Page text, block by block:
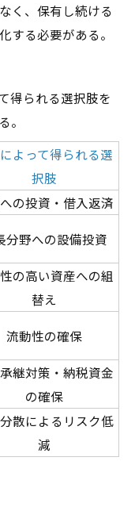
く、保有し続ける
する必要がある。
得られる選択肢を
。
よって得られる選
択肢
の投資・借入返済
分野への設備投資
の高い資産への組
替え
流動性の確保
継対策・納税資金
の確保
散によるリスク低
減